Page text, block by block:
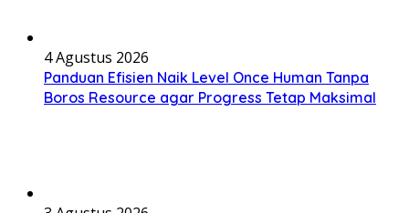
4 Agustus 2026
Panduan Efisien Naik Level Once Human Tanpa
Boros Resource agar Progress Tetap Maksimal